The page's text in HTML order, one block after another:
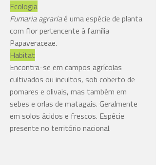
Ecologia
Fumaria agrariaé uma espécie de planta
com flor pertencente à família
Papaveraceae.
Habitat
Encontra-se em campos agrícolas
cultivados ou incultos, sob coberto de
pomares e olivais, mas também em
sebes e orlas de matagais. Geralmente
em solos ácidos e frescos. Espécie
presente no território nacional.